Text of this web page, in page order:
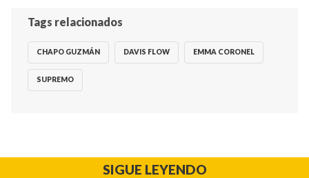
Tags relacionados
CHAPO GUZMÁN DAVIS FLOW EMMA CORONEL
SUPREMO
SIGUE LEYENDO